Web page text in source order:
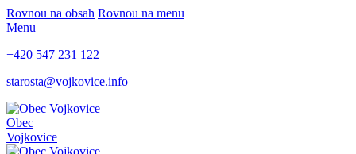
Rovnou na obsah Rovnou na menu
Menu
+420 547 231 122
starosta@vojkovice.info
Obec
Vojkovice